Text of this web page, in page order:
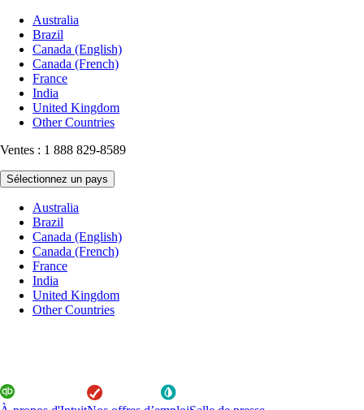
Australia
Brazil
Canada (English)
Canada (French)
France
India
United Kingdom
Other Countries
Ventes : 1 888 829-8589
Sélectionnez un pays
Australia
Brazil
Canada (English)
Canada (French)
France
India
United Kingdom
Other Countries